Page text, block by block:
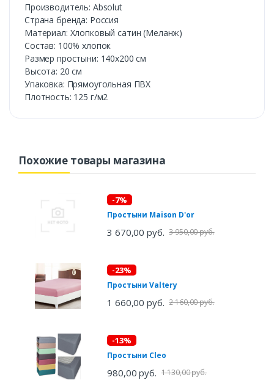
Производитель: Absolut
Страна бренда: Россия
Материал: Хлопковый сатин (Меланж)
Состав: 100% хлопок
Размер простыни: 140х200 см
Высота: 20 см
Упаковка: Прямоугольная ПВХ
Плотность: 125 г/м2
Похожие товары магазина
-7%
Простыни Maison D'or
3 670,00 руб. 3 950,00 руб.
-23%
Простыни Valtery
1 660,00 руб. 2 160,00 руб.
-13%
Простыни Cleo
980,00 руб. 1 130,00 руб.